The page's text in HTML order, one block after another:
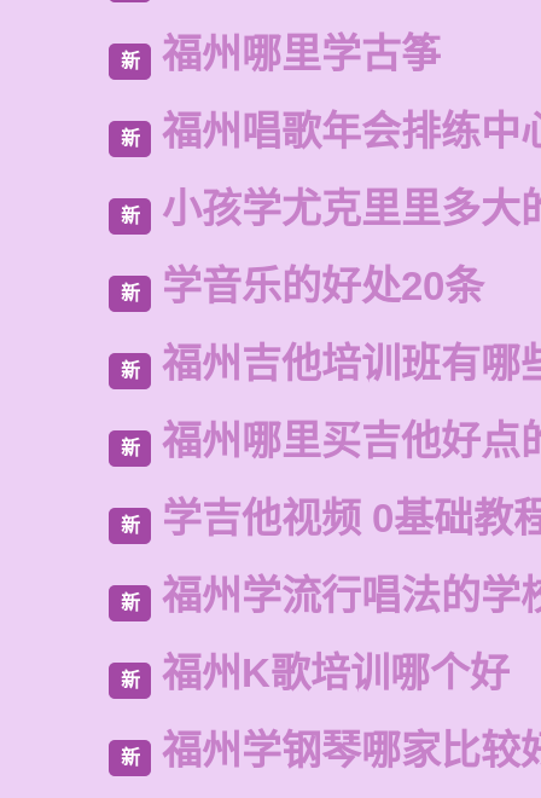
新 福州哪里学古筝
新 福州唱歌年会排练中
新 小孩学尤克里里多大
新 学音乐的好处20条
新 福州吉他培训班有哪
新 福州哪里买吉他好点
新 学吉他视频 0基础教
新 福州学流行唱法的学
新 福州K歌培训哪个好
新 福州学钢琴哪家比较